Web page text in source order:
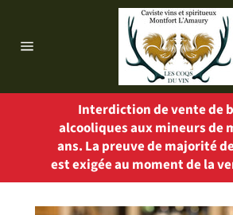
contenu
Interdiction de vente de
alcooliques aux mineurs de
ans. La preuve de majorité
est exigée au moment de la